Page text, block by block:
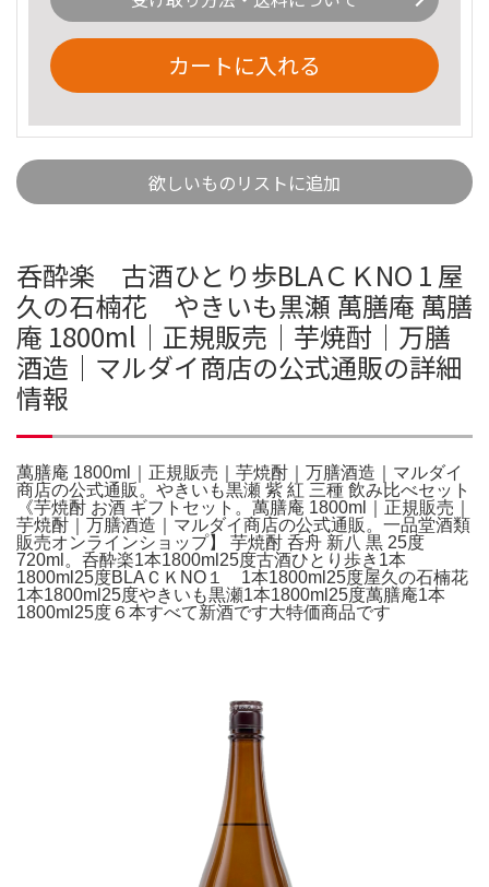
カートに入れる
欲しいものリストに追加
呑酔楽 古酒ひとり歩BLAＣＫNO 1 屋
久の石楠花 やきいも黒瀬 萬膳庵 萬膳
庵 1800ml｜正規販売｜芋焼酎｜万膳
酒造｜マルダイ商店の公式通販の詳細
情報
萬膳庵 1800ml｜正規販売｜芋焼酎｜万膳酒造｜マルダイ
商店の公式通販。やきいも黒瀬 紫 紅 三種 飲み比べセット
《芋焼酎 お酒 ギフトセット。萬膳庵 1800ml｜正規販売｜
芋焼酎｜万膳酒造｜マルダイ商店の公式通販。一品堂酒類
販売オンラインショップ】 芋焼酎 呑舟 新八 黒 25度
720ml。呑酔楽1本1800ml25度古酒ひとり歩き1本
1800ml25度BLAＣＫNO１ 1本1800ml25度屋久の石楠花
1本1800ml25度やきいも黒瀬1本1800ml25度萬膳庵1本
1800ml25度６本すべて新酒です大特価商品です